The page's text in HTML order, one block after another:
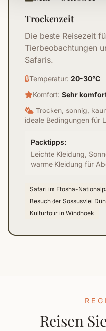
Trockenzeit
Die beste Reisezeit
Tierbeobachtungen
Safaris.
Temperatur: 20-30°C
Komfort: Sehr
Trocken, sonnig,
ideale Bedingungen für
Packtipps:
Leichte Kleidung,
warme Kleidung für
Safari im Etosha-
Besuch der Sossusvlei
Kulturtour in Windhoek
Reisen